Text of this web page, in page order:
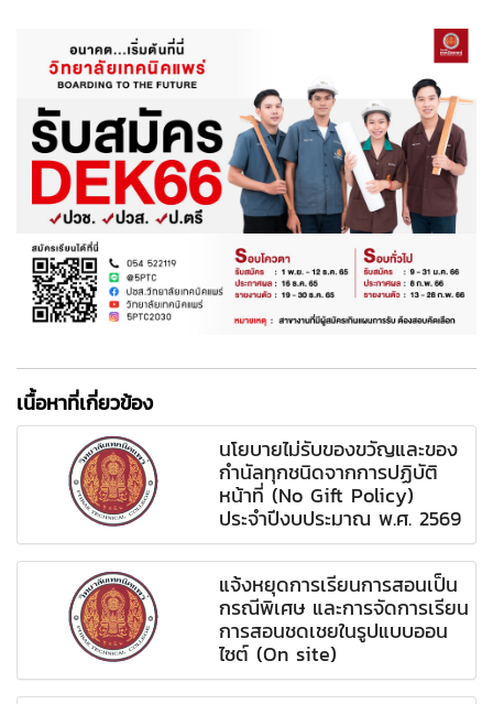
เนื้อหาที่เกี่ยวข้อง
นโยบายไม่รับของขวัญและของ
กำนัลทุกชนิดจากการปฏิบัติ
หน้าที่ (No Gift Policy)
ประจำปีงบประมาณ พ.ศ. 2569
แจ้งหยุดการเรียนการสอนเป็น
กรณีพิเศษ และการจัดการเรียน
การสอนชดเชยในรูปแบบออน
ไซต์ (On site)